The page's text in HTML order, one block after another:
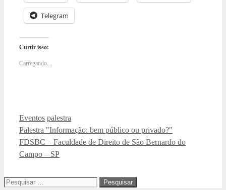
Telegram
Curtir isso:
Carregando...
Categorias
Eventos Tags
palestra
Palestra "Informação: bem público ou privado?"
FDSBC – Faculdade de Direito de São Bernardo do
Campo – SP
Pesquisar